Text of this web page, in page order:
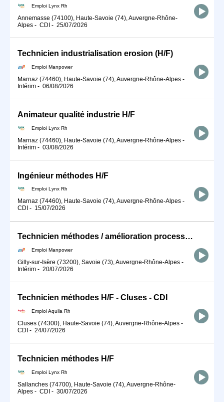
Emploi Lynx Rh
Annemasse (74100), Haute-Savoie (74), Auvergne-Rhône-
Alpes - CDI - 25/07/2026
Technicien industrialisation erosion (H/F)
Emploi Manpower
Marnaz (74460), Haute-Savoie (74), Auvergne-Rhône-Alpes -
Intérim - 06/08/2026
Animateur qualité industrie H/F
Emploi Lynx Rh
Marnaz (74460), Haute-Savoie (74), Auvergne-Rhône-Alpes -
Intérim - 03/08/2026
Ingénieur méthodes H/F
Emploi Lynx Rh
Marnaz (74460), Haute-Savoie (74), Auvergne-Rhône-Alpes -
CDI - 15/07/2026
Technicien méthodes / amélioration processus (H/F)
Emploi Manpower
Gilly-sur-Isère (73200), Savoie (73), Auvergne-Rhône-Alpes -
Intérim - 20/07/2026
Technicien méthodes H/F - Cluses - CDI
Emploi Aquila Rh
Cluses (74300), Haute-Savoie (74), Auvergne-Rhône-Alpes -
CDI - 24/07/2026
Technicien méthodes H/F
Emploi Lynx Rh
Sallanches (74700), Haute-Savoie (74), Auvergne-Rhône-
Alpes - CDI - 30/07/2026